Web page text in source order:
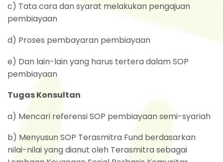
c) Tata cara dan syarat melakukan pengajuan
pembiayaan
d) Proses pembayaran pembiayaan
e) Dan lain-lain yang harus tertera dalam SOP
pembiayaan
Tugas Konsultan
a) Mencari referensi SOP pembiayaan semi-syariah
b) Menyusun SOP Terasmitra Fund berdasarkan
nilai-nilai yang dianut oleh Terasmitra sebagai